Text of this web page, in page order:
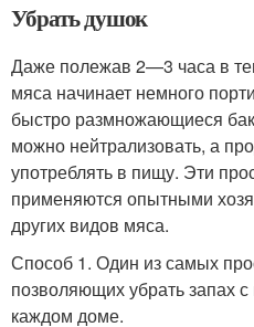
Убрать душок
Даже полежав 2—3 часа в
мяса начинает немного
быстро размножающиеся
можно нейтрализовать, а
употреблять в пищу. Эти
применяются опытными
других видов мяса.
Способ 1. Один из самых
позволяющих убрать запах с
каждом доме.